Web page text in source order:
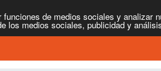
de medios sociales y analizar
los medios sociales, publicidad y